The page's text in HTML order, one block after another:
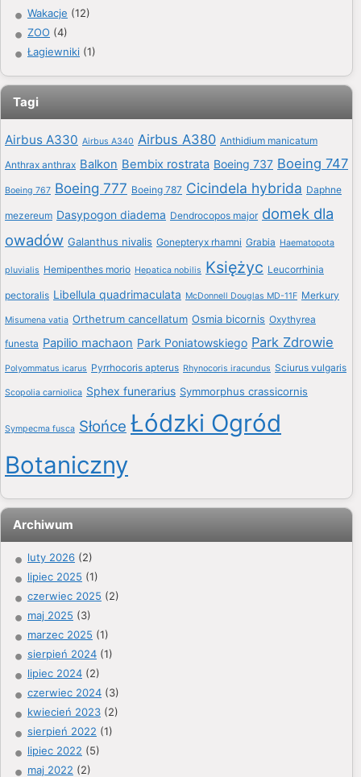
Wakacje (12)
ZOO (4)
Łagiewniki (1)
Tagi
Airbus A330 Airbus A340 Airbus A380 Anthidium manicatum
Anthrax anthrax Balkon Bembix rostrata Boeing 737 Boeing 747
Boeing 767 Boeing 777 Boeing 787 Cicindela hybrida Daphne
mezereum Dasypogon diadema Dendrocopos major domek dla
owadów Galanthus nivalis Gonepteryx rhamni Grabia Haematopota
pluvialis Hemipenthes morio Hepatica nobilis Księżyc Leucorrhinia
pectoralis Libellula quadrimaculata McDonnell Douglas MD-11F Merkury
Misumena vatia Orthetrum cancellatum Osmia bicornis Oxythyrea
funesta Papilio machaon Park Poniatowskiego Park Zdrowie
Polyommatus icarus Pyrrhocoris apterus Rhynocoris iracundus Sciurus vulgaris
Scopolia carniolica Sphex funerarius Symmorphus crassicornis
Sympecma fusca Słońce Łódzki Ogród
Botaniczny
Archiwum
luty 2026 (2)
lipiec 2025 (1)
czerwiec 2025 (2)
maj 2025 (3)
marzec 2025 (1)
sierpień 2024 (1)
lipiec 2024 (2)
czerwiec 2024 (3)
kwiecień 2023 (2)
sierpień 2022 (1)
lipiec 2022 (5)
maj 2022 (2)